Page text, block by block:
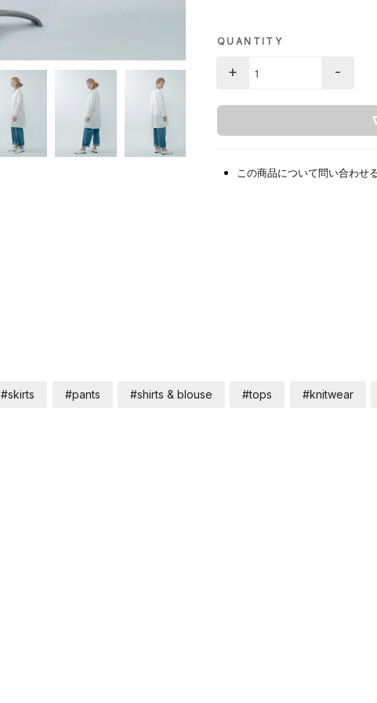
QUANTITY
+ -
この商品について問い合わせ
#skirts #pants #shirts & blouse #tops #knitwear